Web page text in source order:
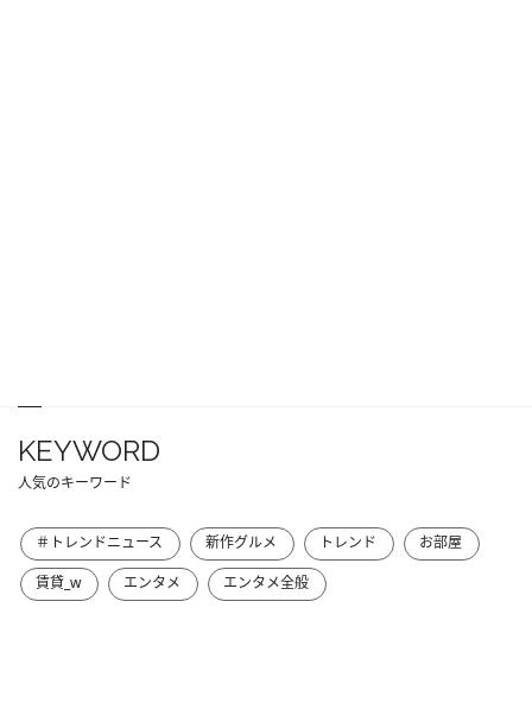
KEYWORD
人気のキーワード
＃トレンドニュース 新作グルメ トレンド
お部屋
賃貸_w
エンタメ エンタメ全般